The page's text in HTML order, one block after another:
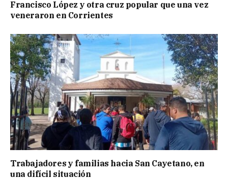
Francisco López y otra cruz popular que una vez
veneraron en Corrientes
Trabajadores y familias hacia San Cayetano, en
una difícil situación